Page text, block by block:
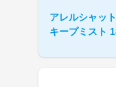
アレルシャッ
キープミスト